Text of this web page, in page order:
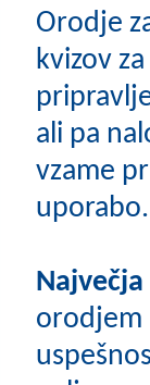
Orodje
kvizov za
ali pa
vzame
uporabo.
orodjem